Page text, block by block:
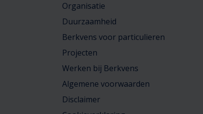
Organisatie
Duurzaamheid
Berkvens voor particulieren
Projecten
Werken bij Berkvens
Algemene voorwaarden
Disclaimer